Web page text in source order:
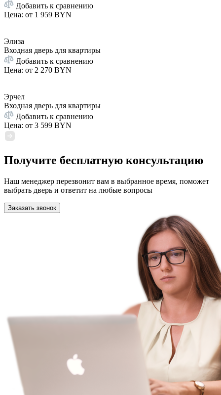
Добавить к сравнению
Цена: от 1 959 BYN
Элиза
Входная дверь для квартиры
Добавить к сравнению
Цена: от 2 270 BYN
Эрчел
Входная дверь для квартиры
Добавить к сравнению
Цена: от 3 599 BYN
Получите бесплатную консультацию
Наш менеджер перезвонит вам в выбранное время, поможет
выбрать дверь и ответит на любые вопросы
Заказать звонок